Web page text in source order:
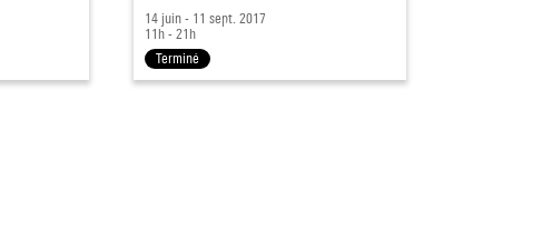
14 juin - 11 sept. 2017
11h - 21h
Terminé